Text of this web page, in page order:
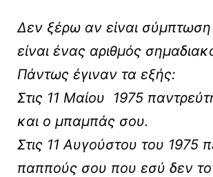
Δεν ξέρω αν είναι σύμπτωση
είναι ένας αριθμός
Πάντως έγιναν τα εξής:
Στις 11 Μαίου 1975
και ο μπαμπάς σου.
Στις 11 Αυγούστου του 1975
παππούς σου που εσύ δεν